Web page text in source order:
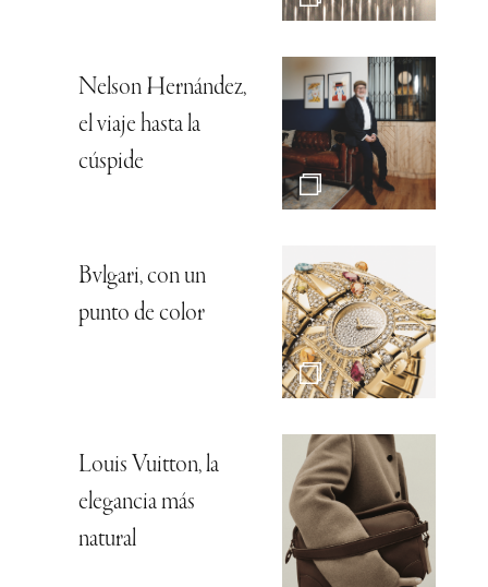
Nelson Hernández,
el viaje hasta la
cúspide
Bvlgari, con un
punto de color
Louis Vuitton, la
elegancia más
natural